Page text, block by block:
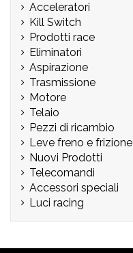
Acceleratori
Kill Switch
Prodotti race
Eliminatori
Aspirazione
Trasmissione
Motore
Telaio
Pezzi di ricambio
Leve freno e frizione
Nuovi Prodotti
Telecomandi
Accessori speciali
Luci racing